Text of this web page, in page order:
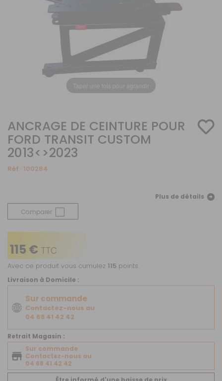
Taper une fois pour agrandir
ANCRAGE DE CEINTURE POUR
FORD TRANSIT CUSTOM
2013<>2023
Réf : 100284
Plus de détails
Comparer
115 € TTC
Avec ce produit vous cumulez 115 points.
Livraison à Domicile :
Sur commande
Contactez-nous au
04 68 41 42 42
Retrait Magasin :
Sur commande
Contactez-nous au
04 68 41 42 42